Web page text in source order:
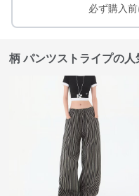
必ず購入前
柄 パンツストライプの人